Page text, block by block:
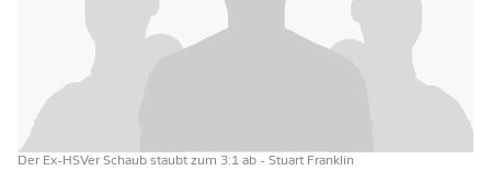
Der Ex-HSVer Schaub staubt zum 3:1 ab - Stuart Franklin